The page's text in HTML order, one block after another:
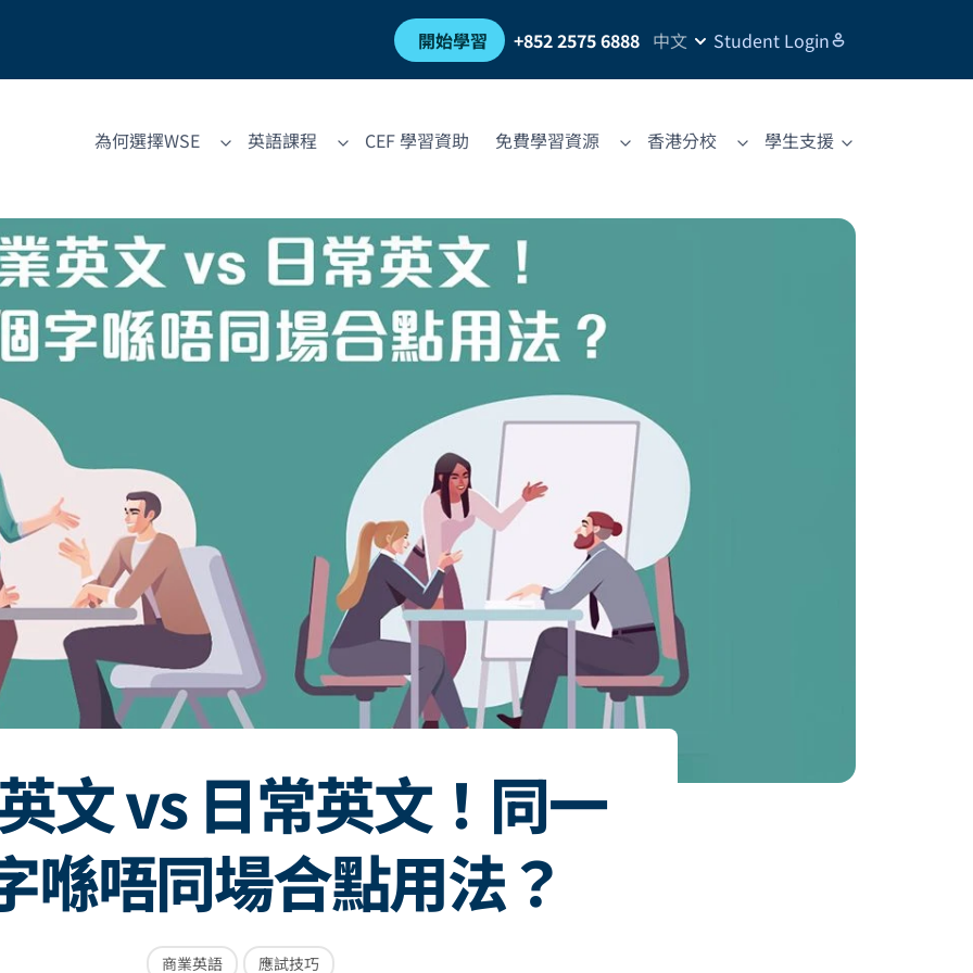
開始學習 +852 2575 6888 中文 Student Login
為何選擇WSE 英語課程 CEF 學習資助 免費學習資源 香港分校 學生支援
文 vs 日常英文！同一
喺唔同場合點用法？
商業英語 應試技巧